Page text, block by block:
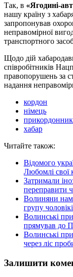
Так, в «Ягодині-
нашу країну з
запропонував
неправомірної
транспортного
Щодо дій
співробітників
правопорушень за
надання
кордон
німець
хабар
Читайте також:
Відомого
Любомлі свої
Затримали
переправити
Волиняни
групу
Волинські
прямував до
Волинські
через ліс
Залишити